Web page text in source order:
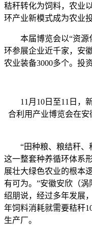
秸秆转化为饲料，农业
环产业新模式成为农业
本届博览会以“资源
环参展企业近千家，安
农业装备3000多个。投
11月10日至11日，新
合利用产业博览会在
“田种粮、粮结秆、秆
这一整套种养循环体系
展壮大绿色农业的根本
有可为。”安徽安欣（
绍朋说，经过多年发展
年饲料消耗就需要秸秆
生产厂。